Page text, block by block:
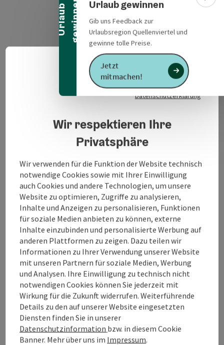
U
r
l
a
u
b
g
e
w
i
n
n
e n
Urlaub gewinnen
Gib uns Feedback zur
Urlaubsregion Quellenviertel und
gewinne tolle Preise.
Jetzt
mitmachen!
Veranstaltungsinformationen
Angela & Gabi
18.15h Bibliohtek
Kontakt
Veranstaltungsort
Anreise/Lage
Barrierefreiheit
PDF erstellen In der Nähe
Datenschutzerklärung
Wir respektieren Ihre
Privatsphäre
Wir verwenden für die Funktion der Website technisch
notwendige Cookies sowie mit Ihrer Einwilligung
auch Cookies und andere Technologien, um unsere
Website zu optimieren, Zugriffe zu analysieren,
Inhalte und Anzeigen zu personalisieren, Funktionen
für soziale Medien anbieten zu können, externe
Inhalte einzubinden und personalisierte Werbung auf
anderen Plattformen zu zeigen. Dazu teilen wir
Informationen zu Ihrer Verwendung unserer Website
mit unseren Partnern für soziale Medien, Werbung
und Analysen. Ihre Einwilligung zu technisch nicht
notwendigen Cookies können Sie jederzeit mit
Wirkung für die Zukunft widerrufen. Weiterführende
Details zu den auf unserer Website eingesetzten
Diensten finden Sie in unserer
Datenschutzinformation bzw. in diesem Cookie
Banner. Mehr über uns im Impressum.